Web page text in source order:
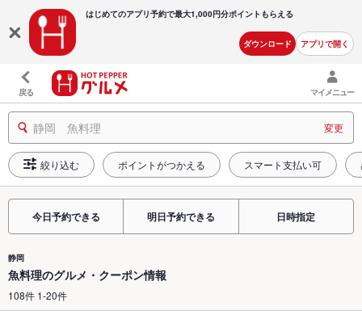
はじめてのアプリ予約で最大1,000円分ポイントもらえる
ダウンロード アプリで開く
戻る マイメニュー
静岡 魚料理 変更
絞り込む ポイントがつかえる スマート支払い可
今日予約できる 明日予約できる 日時指定
静岡
魚料理のグルメ・クーポン情報
108件 1-20件